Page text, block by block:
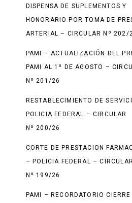
DISPENSA DE SUPLEMENTOS Y
HONORARIO POR TOMA DE
ARTERIAL – CIRCULAR Nº 202/
PAMI – ACTUALIZACIÓN DEL
PAMI AL 1º DE AGOSTO –
Nº 201/26
RESTABLECIMIENTO DE
POLICIA FEDERAL – CIRCULAR
Nº 200/26
CORTE DE PRESTACION
– POLICIA FEDERAL – CIRCULAR
Nº 199/26
PAMI – RECORDATORIO CIERRE